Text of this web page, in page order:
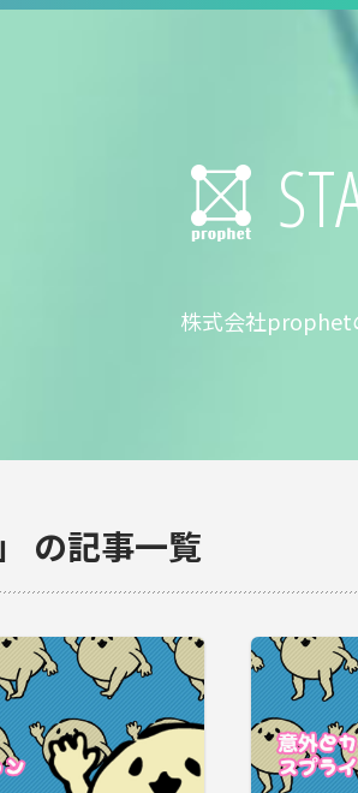
株式会社prophet
の記事一覧